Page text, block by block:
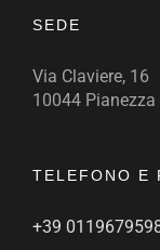
SEDE
Via Claviere, 16
10044 Pianezza
TELEFONO E
+39